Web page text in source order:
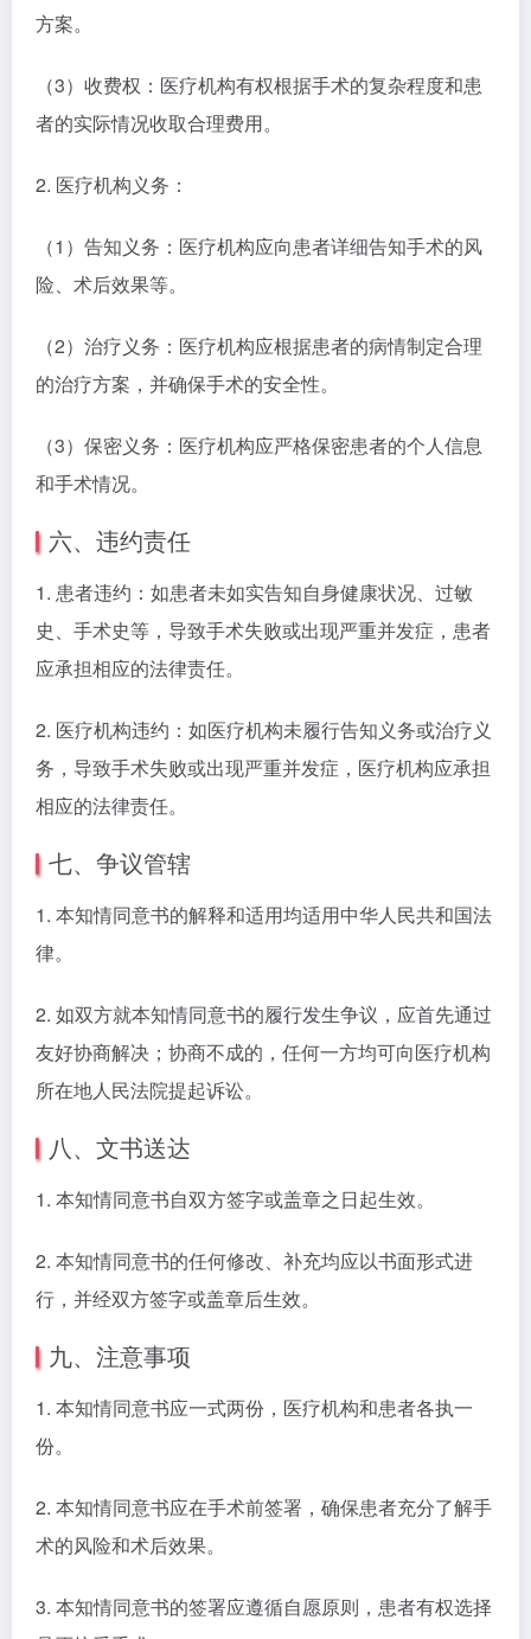
方案。
（3）收费权：医疗机构有权根据手术的复杂程度和患
者的实际情况收取合理费用。
2. 医疗机构义务：
（1）告知义务：医疗机构应向患者详细告知手术的风
险、术后效果等。
（2）治疗义务：医疗机构应根据患者的病情制定合理
的治疗方案，并确保手术的安全性。
（3）保密义务：医疗机构应严格保密患者的个人信息
和手术情况。
六、违约责任
1. 患者违约：如患者未如实告知自身健康状况、过敏
史、手术史等，导致手术失败或出现严重并发症，患者
应承担相应的法律责任。
2. 医疗机构违约：如医疗机构未履行告知义务或治疗义
务，导致手术失败或出现严重并发症，医疗机构应承担
相应的法律责任。
七、争议管辖
1. 本知情同意书的解释和适用均适用中华人民共和国法
律。
2. 如双方就本知情同意书的履行发生争议，应首先通过
友好协商解决；协商不成的，任何一方均可向医疗机构
所在地人民法院提起诉讼。
八、文书送达
1. 本知情同意书自双方签字或盖章之日起生效。
2. 本知情同意书的任何修改、补充均应以书面形式进
行，并经双方签字或盖章后生效。
九、注意事项
1. 本知情同意书应一式两份，医疗机构和患者各执一
份。
2. 本知情同意书应在手术前签署，确保患者充分了解手
术的风险和术后效果。
3. 本知情同意书的签署应遵循自愿原则，患者有权选择